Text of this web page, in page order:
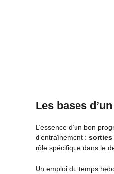
Les bases
L’essence d’un bon
d’entraînement : sorties
rôle spécifique dans le
Un emploi du temps